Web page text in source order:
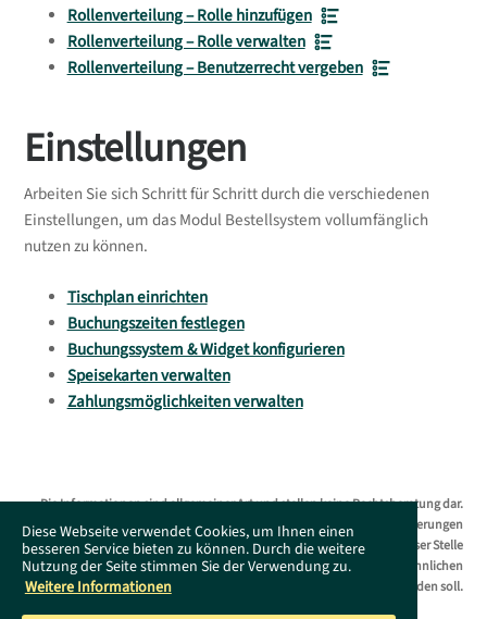
Diese Webseite verwendet Cookies, um Ihnen einen
besseren Service bieten zu können. Durch die weitere
Nutzung der Seite stimmen Sie der Verwendung zu.
Weitere Informationen
Rollenverteilung – Rolle hinzufügen
Rollenverteilung – Rolle verwalten
Rollenverteilung – Benutzerrecht vergeben
Einstellungen
Arbeiten Sie sich Schritt für Schritt durch die verschiedenen
Einstellungen, um das Modul Bestellsystem vollumfänglich
nutzen zu können.
Tischplan einrichten
Buchungszeiten festlegen
Buchungssystem & Widget konfigurieren
Speisekarten verwalten
Zahlungsmöglichkeiten verwalten
Die Informationen sind allgemeiner Art und stellen keine Rechtsberatung dar.
Das Supportportal erhebt keinen Anspruch auf Vollständigkeit. Änderungen
bleiben ohne Vorankündigung jederzeit vorbehalten. Es wird an dieser Stelle
darauf hingewiesen, dass die ausschließliche Verwendung der männlichen
Form geschlechtsunabhängig verstanden werden soll.